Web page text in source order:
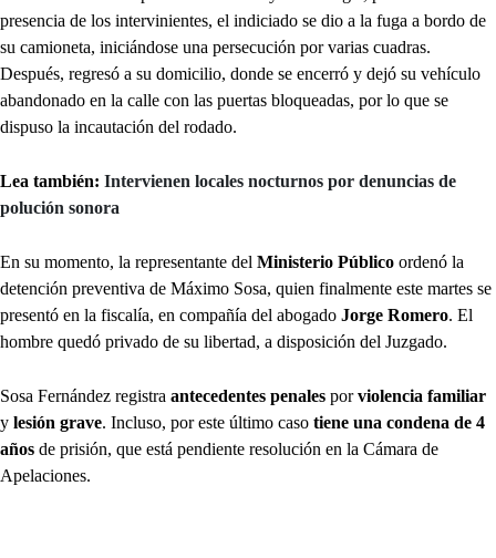
presencia de los intervinientes, el indiciado se dio a la fuga a bordo de
su camioneta, iniciándose una persecución por varias cuadras.
Después, regresó a su domicilio, donde se encerró y dejó su vehículo
abandonado en la calle con las puertas bloqueadas, por lo que se
dispuso la incautación del rodado.
Lea también: Intervienen locales nocturnos por denuncias de
polución sonora
En su momento, la representante del Ministerio Público ordenó la
detención preventiva de Máximo Sosa, quien finalmente este martes se
presentó en la fiscalía, en compañía del abogado Jorge Romero. El
hombre quedó privado de su libertad, a disposición del Juzgado.
Sosa Fernández registra antecedentes penales porviolencia familiar
y lesión grave. Incluso, por este último caso tiene una condena de 4
años de prisión, que está pendiente resolución en la Cámara de
Apelaciones.